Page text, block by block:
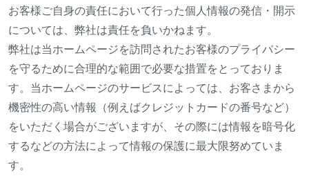
お客様ご自身の責任において行った個人情報の発信・開示
については、弊社は責任を負いかねます。
弊社は当ホームページを訪問されたお客様のプライバシー
を守るために合理的な範囲で必要な措置をとっておりま
す。当ホームページのサービスによっては、お客さまから
機密性の高い情報（例えばクレジットカードの番号など）
をいただく場合がございますが、その際には情報を暗号化
するなどの方法によって情報の保護に最大限努めていま
す。